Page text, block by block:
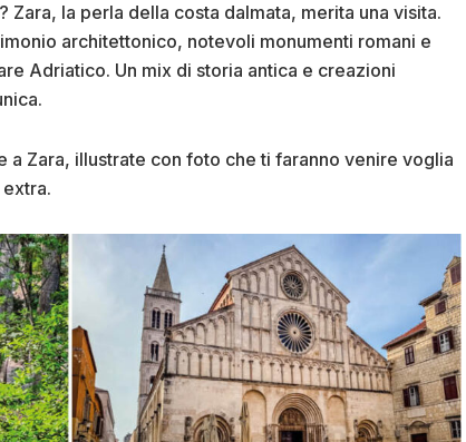
Zara, la perla della costa dalmata, merita una visita.
architettonico, notevoli monumenti romani e
Adriatico. Un mix di storia antica e creazioni
Zara, illustrate con foto che ti faranno venire voglia